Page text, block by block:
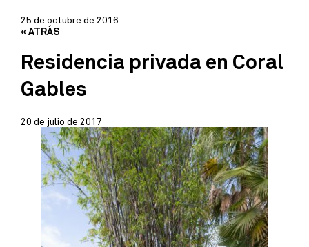
25 de octubre de 2016
« ATRÁS
Residencia privada en Coral
Gables
20 de julio de 2017